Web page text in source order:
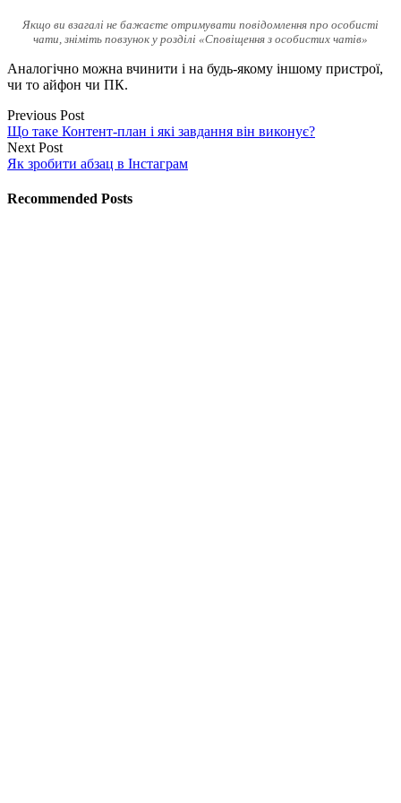
Якщо ви взагалі не бажаєте отримувати повідомлення про особисті
чати, зніміть повзунок у розділі «Сповіщення з особистих чатів»
Аналогічно можна вчинити і на будь-якому іншому пристрої,
чи то айфон чи ПК.
Previous Post
Що таке Контент-план і які завдання він виконує?
Next Post
Як зробити абзац в Інстаграм
Recommended Posts